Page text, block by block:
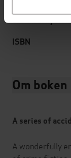
DRM-
ISBN
Om boken
A series of
A wonderfully